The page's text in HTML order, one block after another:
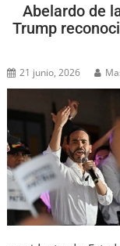
Abelardo de
Trump
21 junio, 2026